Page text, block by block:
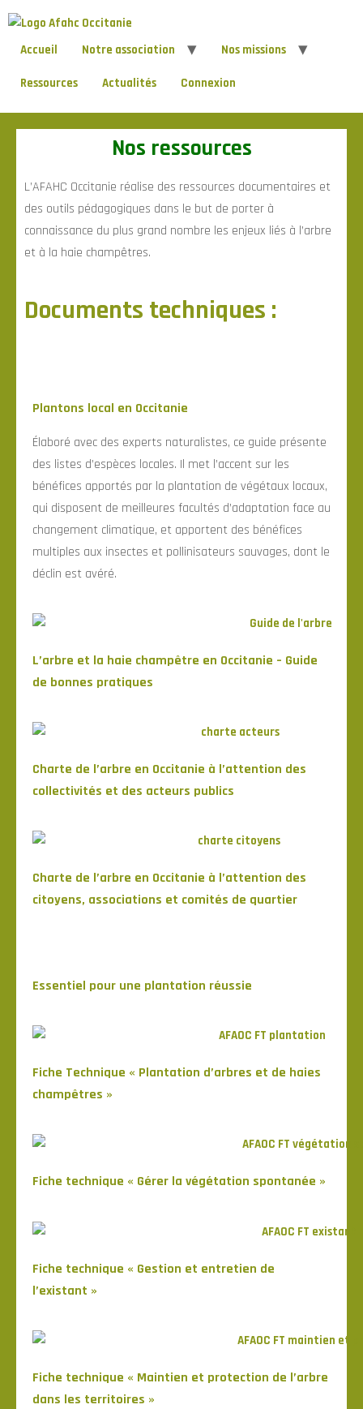
Accueil Notre association Nos missions
Ressources Actualités Connexion
Nos ressources
L’AFAHC Occitanie réalise des ressources documentaires et
des outils pédagogiques dans le but de porter à
connaissance du plus grand nombre les enjeux liés à l’arbre
et à la haie champêtres.
Documents techniques :
Plantons local en Occitanie
Élaboré avec des experts naturalistes, ce guide présente
des listes d’espèces locales. Il met l’accent sur les
bénéfices apportés par la plantation de végétaux locaux,
qui disposent de meilleures facultés d’adaptation face au
changement climatique, et apportent des bénéfices
multiples aux insectes et pollinisateurs sauvages, dont le
déclin est avéré.
L’arbre et la haie champêtre en Occitanie – Guide
de bonnes pratiques
Charte de l’arbre en Occitanie à l’attention des
collectivités et des acteurs publics
Charte de l’arbre en Occitanie à l’attention des
citoyens, associations et comités de quartier
Essentiel pour une plantation réussie
Fiche Technique « Plantation d’arbres et de haies
champêtres »
Fiche technique « Gérer la végétation spontanée »
Fiche technique « Gestion et entretien de
l’existant »
Fiche technique « Maintien et protection de l’arbre
dans les territoires »